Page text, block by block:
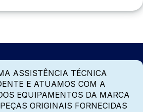
ASSISTÊNCIA TÉCNICA
E ATUAMOS COM A
EQUIPAMENTOS DA MARCA
ORIGINAIS FORNECIDAS